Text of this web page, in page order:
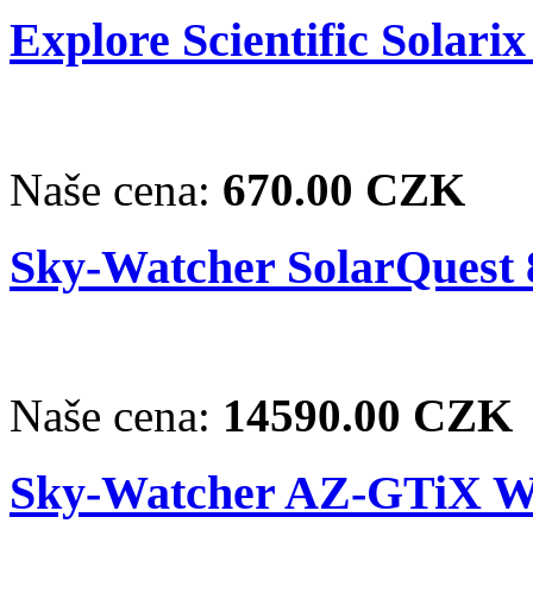
Explore Scientific
Naše cena: 670.00 CZK
Sky-Watcher SolarQuest
Naše cena: 14590.00 CZK
Sky-Watcher AZ-GTiX